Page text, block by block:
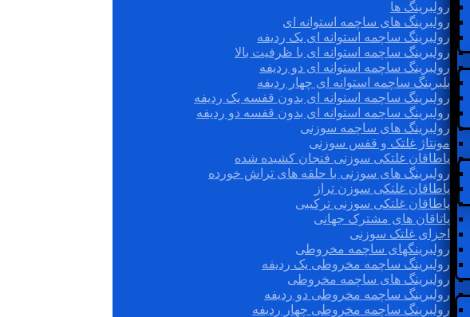
رولبرینگ ها
رولبرینگ های ساچمه استوانه ای
رولبرینگ ساچمه استوانه ای یک ردیفه
رولبرینگ ساچمه استوانه ای با ظرفیت بالا
رولبرینگ ساچمه استوانه ای دو ردیفه
بلبرینگ ساچمه استوانه ای چهار ردیفه
رولبرینگ ساچمه استوانه ای بدون قفسه یک ردیفه
رولبرینگ ساچمه استوانه ای بدون قفسه دو ردیفه
رولبرینگ های ساچمه سوزنی
مونتاژ غلتک و قفس سوزنی
یاطاقان غلتکی سوزنی فنجان کشیده شده
رولبرینگ های سوزنی با حلقه های تراش خورده
یاطاقان غلتکی سوزن تراز
یاطاقان غلتکی سوزنی ترکیبی
یاتاقان های مشترک جهانی
اجزای غلتک سوزنی
رولبرینگهای ساچمه مخروطی
رولبرینگ ساچمه مخروطی یک ردیفه
رولبرینگ های ساچمه مخروطی
رولبرینگ ساچمه مخروطی دو ردیفه
رولبرینگ ساچمه مخروطی چهار ردیفه